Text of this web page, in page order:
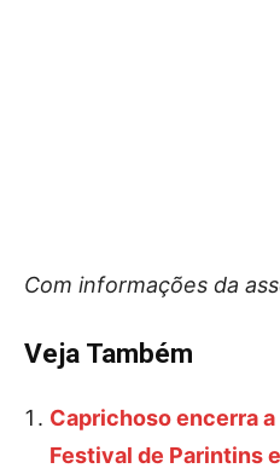
Com informações da
Veja Também
Caprichoso encerra
Festival de Parintins